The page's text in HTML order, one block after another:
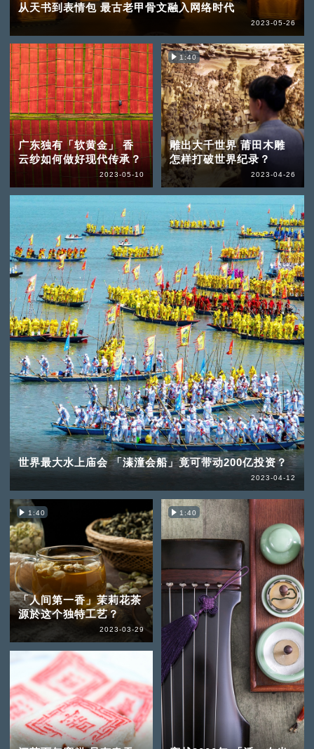
从天书到表情包 最古老甲骨文融入网络时代
2023-05-26
广东独有「软黄金」 香
云纱如何做好现代传承？
2023-05-10
1:40
雕出大千世界 莆田木雕
怎样打破世界纪录？
2023-04-26
世界最大水上庙会 「溱潼会船」竟可带动200亿投资？
2023-04-12
1:40
「人间第一香」茉莉花茶
源於这个独特工艺？
2023-03-29
1:40